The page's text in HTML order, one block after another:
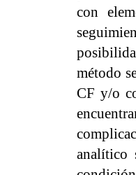
con
método
CF y/o
analítico